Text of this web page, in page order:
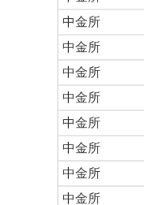
中金所
中金所
中金所
中金所
中金所
中金所
中金所
中金所